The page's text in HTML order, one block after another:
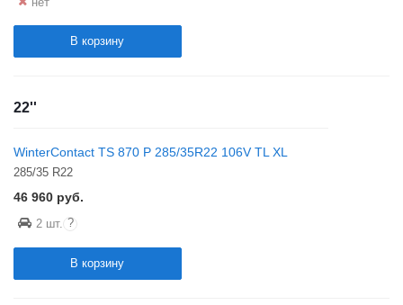
В корзину
22''
WinterContact TS 870 P 285/35R22 106V TL XL
285/35 R22
46 960 руб.
2 шт. ?
В корзину